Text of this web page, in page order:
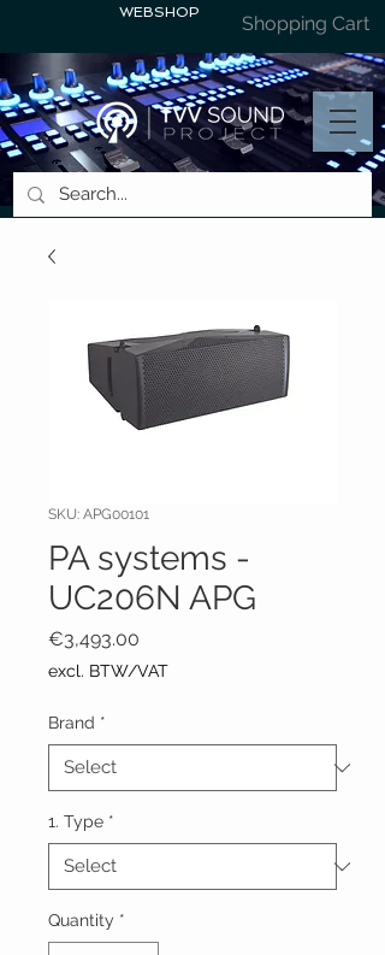
WEBSHOP Shopping Cart
SKU: APG00101
PA systems -
UC206N APG
€3,493.00
excl. BTW/VAT
Brand *
1. Type *
Quantity *